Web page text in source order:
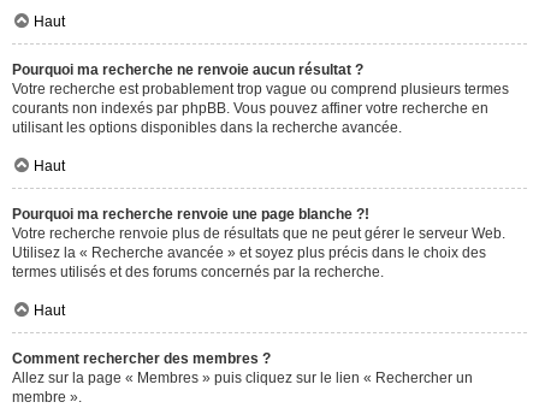
Haut
Pourquoi ma recherche ne renvoie aucun résultat ?
Votre recherche est probablement trop vague ou comprend plusieurs termes
courants non indexés par phpBB. Vous pouvez affiner votre recherche en
utilisant les options disponibles dans la recherche avancée.
Haut
Pourquoi ma recherche renvoie une page blanche ?!
Votre recherche renvoie plus de résultats que ne peut gérer le serveur Web.
Utilisez la « Recherche avancée » et soyez plus précis dans le choix des
termes utilisés et des forums concernés par la recherche.
Haut
Comment rechercher des membres ?
Allez sur la page « Membres » puis cliquez sur le lien « Rechercher un
membre ».